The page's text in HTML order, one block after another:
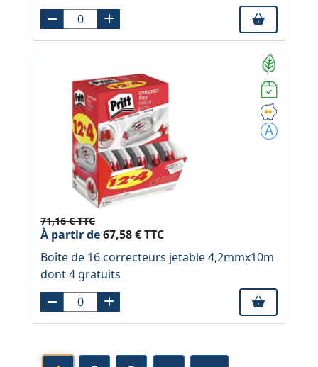
71,16 € TTC
À partir de67,58 € TTC
Boîte de 16 correcteurs jetable 4,2mmx10m
dont 4 gratuits